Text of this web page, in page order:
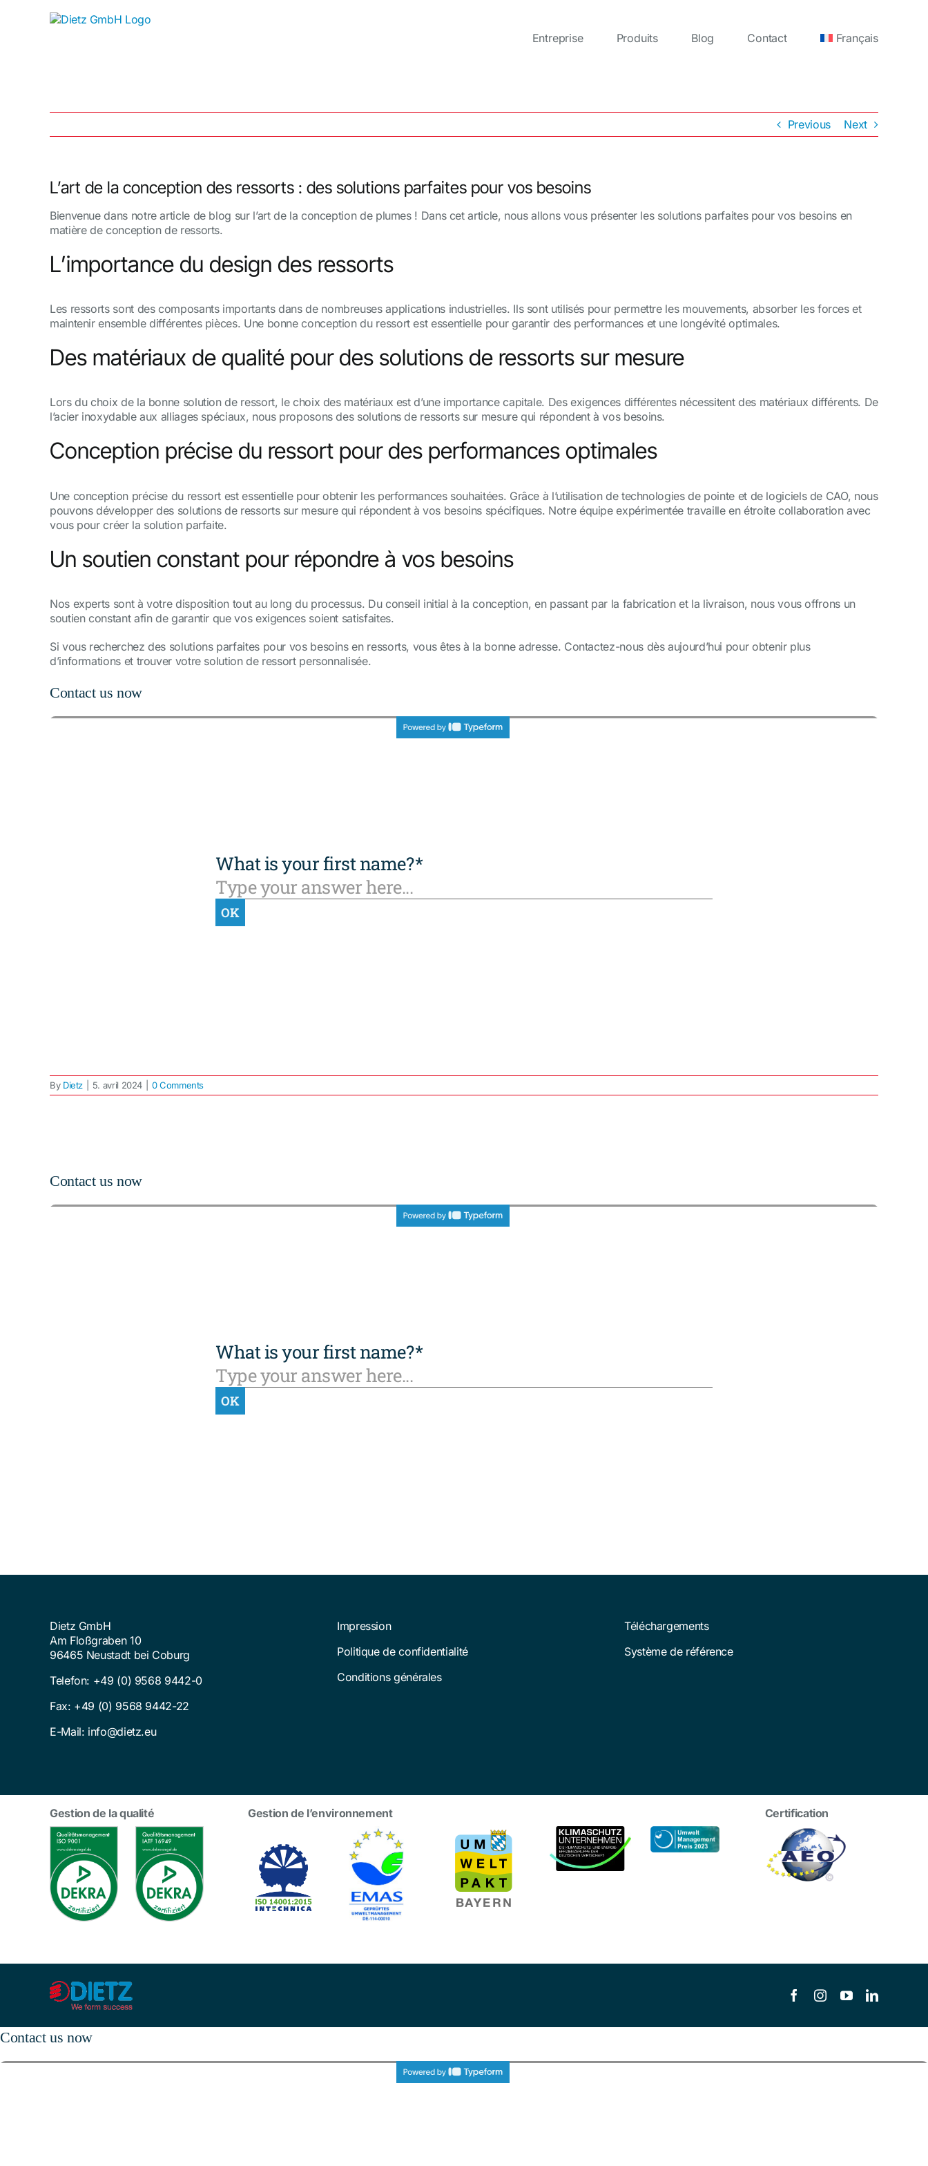
Entreprise Produits Blog Contact Français
Previous Next
L’art de la conception des ressorts : des solutions parfaites pour vos besoins
Bienvenue dans notre article de blog sur l’art de la conception de plumes ! Dans cet article, nous allons vous présenter les solutions parfaites pour vos besoins en
matière de conception de ressorts.
L’importance du design des ressorts
Les ressorts sont des composants importants dans de nombreuses applications industrielles. Ils sont utilisés pour permettre les mouvements, absorber les forces et
maintenir ensemble différentes pièces. Une bonne conception du ressort est essentielle pour garantir des performances et une longévité optimales.
Des matériaux de qualité pour des solutions de ressorts sur mesure
Lors du choix de la bonne solution de ressort, le choix des matériaux est d’une importance capitale. Des exigences différentes nécessitent des matériaux différents. De
l’acier inoxydable aux alliages spéciaux, nous proposons des solutions de ressorts sur mesure qui répondent à vos besoins.
Conception précise du ressort pour des performances optimales
Une conception précise du ressort est essentielle pour obtenir les performances souhaitées. Grâce à l’utilisation de technologies de pointe et de logiciels de CAO, nous
pouvons développer des solutions de ressorts sur mesure qui répondent à vos besoins spécifiques. Notre équipe expérimentée travaille en étroite collaboration avec
vous pour créer la solution parfaite.
Un soutien constant pour répondre à vos besoins
Nos experts sont à votre disposition tout au long du processus. Du conseil initial à la conception, en passant par la fabrication et la livraison, nous vous offrons un
soutien constant afin de garantir que vos exigences soient satisfaites.
Si vous recherchez des solutions parfaites pour vos besoins en ressorts, vous êtes à la bonne adresse. Contactez-nous dès aujourd’hui pour obtenir plus
d’informations et trouver votre solution de ressort personnalisée.
Contact us now
By Dietz 5. avril 2024 0 Comments
Contact us now
Dietz GmbH
Am Floßgraben 10
96465 Neustadt bei Coburg
Telefon: +49 (0) 9568 9442-0
Fax: +49 (0) 9568 9442-22
E-Mail: info@dietz.eu
Impression
Politique de confidentialité
Conditions générales
Téléchargements
Système de référence
Gestion de la qualité Gestion de l’environnement Certification
Contact us now